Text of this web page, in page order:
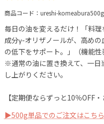
商品コード： ureshi-
毎日の油を変えるだけ！「料
成分γ-オリザノールが、高め
の低下をサポート。」（機能性
※通常の油に置き換えて、一
し上がりください。
【定期便ならずっと10％OFF
▶500g単品でのご注文はこち